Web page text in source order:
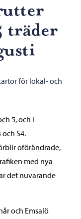
träder
för lokal- och
5, och i
S4.
oförändrade,
med nya
det nuvarande
och Emsalö